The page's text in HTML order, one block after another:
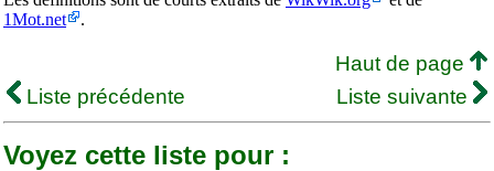
1Mot.net
.
Haut de page
Liste précédente
Liste suivante
Voyez cette liste pour :